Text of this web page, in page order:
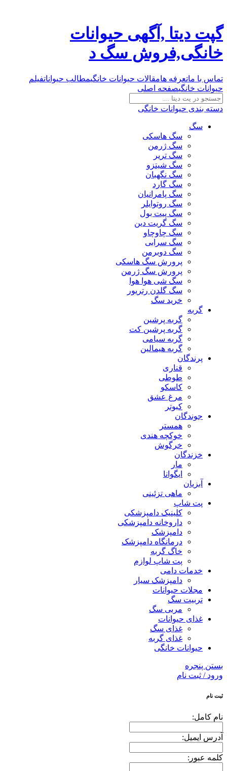
گپت دیتا ,آگهی حیوانات
خانگی,فروش سگ د
تماس با ماتعرفه هامقالات حیوانات خانگیمطالب حیواناتفیلم
حیوانات خانگیصفحه اصلی
دسته بندی حیوانات خانگی
سگ
سگ هاسکی
سگ ژرمن
سگ تریر
سگ شیتزو
سگ نگهبان
سگ گارد
سگ پامرانیان
سگ روتوایلر
سگ پیت بول
سگ گریت دین
سگ چاوچاو
سگ سرابی
سگ دوبرمن
پرورش سگ هاسکی
پرورش سگ ژرمن
سگ شی هوا هوا
سگ گلدن رتریور
خرید سگ
گربه
گربه پرشین
گربه پرشین کت
گربه سیامی
گربه هیمالین
پرندگان
قناری
طوطی
کاسکو
مرغ عشق
کبوتر
جوندگان
همستر
خوکچه هندی
خرگوش
خزندگان
مار
ایگوانا
آبزیان
ماهی تزئینی
پت شاپ
کلینیک دامپزشکی
داروخانه دامپزشکی
دامپزشک
درمانگاه دامپزشک
خاگ گربه
پت شاپ لوازم
خدمات دامی
دامپزشک سیار
مجلات حیوانات
تربیت سگ
مربی سگ
غذای حیوانات
غذای سگ
غذای گربه
حیوانات خانگی
بستن پنجره
ورود / ثبت نام
ثبت نام
نام کامل:
آدرس ایمیل:
کلمه عبور: